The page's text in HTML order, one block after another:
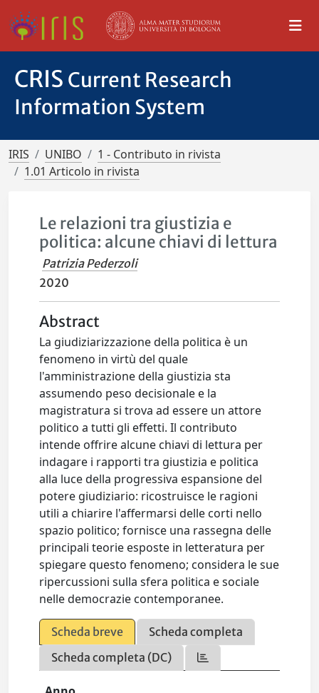
CRIS Current Research
Information System
IRIS UNIBO
1 - Contributo in rivista
1.01 Articolo in rivista
Le relazioni tra giustizia e
politica: alcune chiavi di lettura
Patrizia Pederzoli
2020
Abstract
La giudiziarizzazione della politica è un
fenomeno in virtù del quale
l'amministrazione della giustizia sta
assumendo peso decisionale e la
magistratura si trova ad essere un attore
politico a tutti gli effetti. Il contributo
intende offrire alcune chiavi di lettura per
indagare i rapporti tra giustizia e politica
alla luce della progressiva espansione del
potere giudiziario: ricostruisce le ragioni
utili a chiarire l'affermarsi delle corti nello
spazio politico; fornisce una rassegna delle
principali teorie esposte in letteratura per
spiegare questo fenomeno; considera le sue
ripercussioni sulla sfera politica e sociale
nelle democrazie contemporanee.
Scheda breve
Scheda completa
Scheda completa (DC)